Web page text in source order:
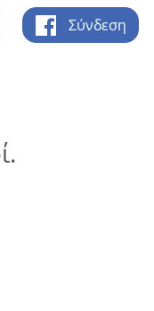
Σύνδεση